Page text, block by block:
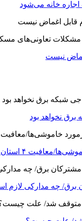
مشکلات تعاونی‌های
نیست
برق نخواهد بود
درگیر جنگ از قطعی برق
برق/ چه مدارکی لازم